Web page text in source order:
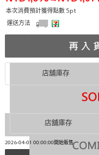
本次消費預計獲得點數 5pt
運送方法
店舖庫存
店舖庫存
2026-04-01 00:00:00開始販售